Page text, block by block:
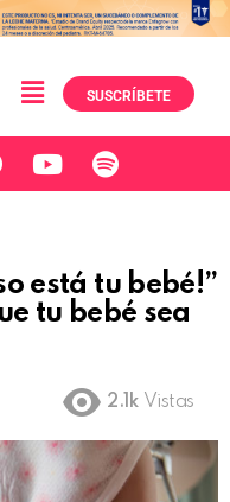
SUSCRÍBETE
está tu bebé!”
tu bebé sea
2.1k Vistas